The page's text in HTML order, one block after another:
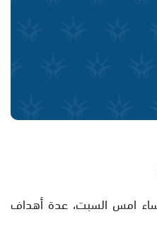
امس السبت، عدة أهداف